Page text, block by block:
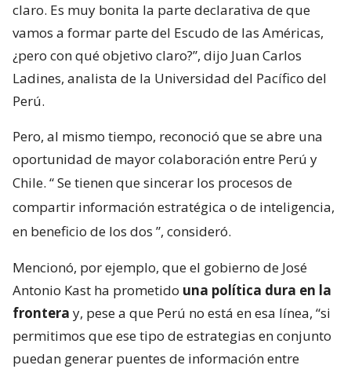
claro. Es muy bonita la parte declarativa de que
vamos a formar parte del Escudo de las Américas,
¿pero con qué objetivo claro?”, dijo Juan Carlos
Ladines, analista de la Universidad del Pacífico del
Perú.
Pero, al mismo tiempo, reconoció que se abre una
oportunidad de mayor colaboración entre Perú y
Chile. “Se tienen que sincerar los procesos de
compartir información estratégica o de inteligencia,
en beneficio de los dos ”, consideró.
Mencionó, por ejemplo, que el gobierno de José
Antonio Kast ha prometido una política dura en la
frontera y, pese a que Perú no está en esa línea, “si
permitimos que ese tipo de estrategias en conjunto
puedan generar puentes de información entre